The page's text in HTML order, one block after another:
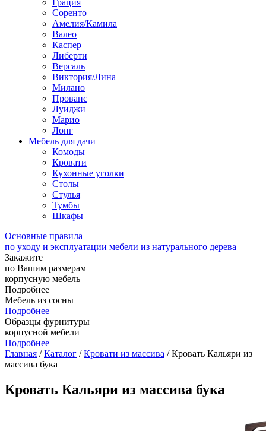
Грация
Соренто
Амелия/Камила
Валео
Каспер
Либерти
Версаль
Виктория/Лина
Милано
Прованс
Луиджи
Марио
Лонг
Мебель для дачи
Комоды
Кровати
Кухонные уголки
Столы
Стулья
Тумбы
Шкафы
Основные правила
по уходу и эксплуатации мебели из натурального дерева
Закажите
по Вашим размерам
корпусную мебель
Подробнее
Мебель из сосны
Подробнее
Образцы фурнитуры
корпусной мебели
Подробнее
Главная /Каталог /Кровати из массива / Кровать Кальяри из
массива бука
Кровать Кальяри из массива бука